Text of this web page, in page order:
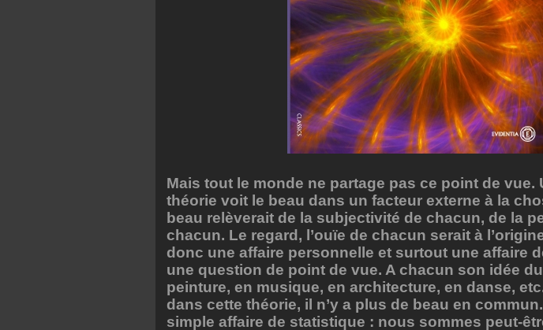
Mais tout le monde ne partage pas ce point de vue.
théorie voit le beau dans un facteur externe à la
beau relèverait de la subjectivité de chacun, de la
chacun. Le regard, l’ouïe de chacun serait à
donc une affaire personnelle et surtout une affaire
une question de point de vue. A chacun son idée
peinture, en musique, en architecture, en danse,
dans cette théorie, il n’y a plus de beau en
simple affaire de statistique : nous sommes peut-